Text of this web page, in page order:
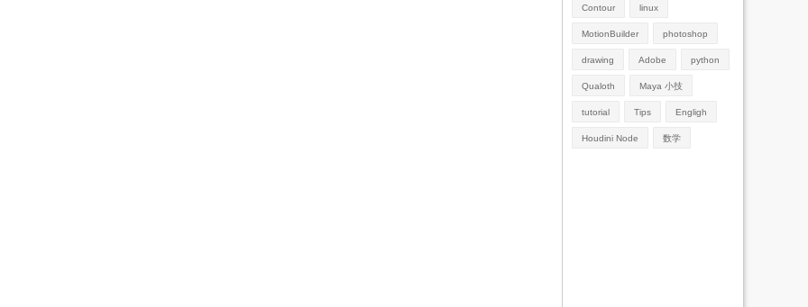
Contour linux
MotionBuilder photoshop
drawing Adobe python
Qualoth Maya 小技
tutorial Tips Engligh
Houdini Node 数学